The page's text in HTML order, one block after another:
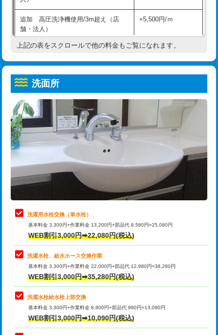
コンクリート斫り（厚さ10㎝超え）
モルタル補修（厚さ10㎝まで） 27,500円
モルタル補修（厚さ10㎝超え） 38,500円
洗面台設置 38,500円
追加人工
廃棄・処分 現場見積
※給水管工事は20mmまでの価格です。
給水管工事※（ホール加工)
給水管工事※（バンド止め) 3,300円
給水管工事※（支持金具設置) 5,500円
給水管工事※（保温材使用（バンド止
め込み）)
5,500円
給水管工事※（土の掘削・埋め戻し作
業)
11,000円
給水管工事※（塩ビ管（VP・HI）使
用/3ｍまで)
33,000円
給水管工事※（塩ビ管（VP・HI）使
用（追加）/3ｍ超え)
給水管工事※（ライニング鋼管・銅
管・ポリ管・HT管使用/3ｍまで)
44,000円
給水管工事※（ライニング鋼管・銅
管・ポリ管・HT管使用/3ｍ超え)
排水管工事（土の掘削・埋め戻し作
業）
排水管工事（排水管工事/3ｍまで） 55,000円
排水管工事（追加 排水管工事/3ｍ超
え）
マス交換（土の掘削・埋め戻し作業）
追加 高圧洗浄機使用/3m超え（店
舗・法人）
+5,500円/ｍ
高度高圧洗浄換 現地調査
トーラー機使用/3mまで
追加トーラー機使用/3m超え +3,300円
カメラ調査 33,000円
桝清掃
止水・漏水調査・防水処理・清掃・修
理・調整・分解・加工など（軽作業）
11,000円
止水・漏水調査・防水処理・清掃・修
理・調整・分解・加工など（中作業）
22,000円
止水・漏水調査・防水処理・清掃・修
理・調整・分解・加工など（重作業）
33,000円
キッチンタンク脱着
その他部品の脱着
交換・取付（タンク）
交換・取付(単水栓（壁付・デッキ
式）)
上記の表をスクロールで他の料金もご覧になれます。
洗面所
洗濯用水栓交換（単水栓）
基本料金 3,300円+作業料金 13,200円+部品代 8,580円=25,080円
WEB割引3,000円➡22,080円(税込)
洗濯水栓、給水ホース交換作業
基本料金 3,300円+作業料金 22,000円+部品代 12,980円=38,280円
WEB割引3,000円➡35,280円(税込)
洗濯水栓給水栓上部交換
基本料金 3,300円+作業料金 8,800円+部品代 990円=13,090円
WEB割引3,000円➡10,090円(税込)